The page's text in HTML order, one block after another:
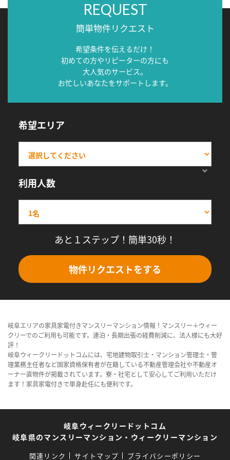
REQUEST
簡単物件リクエスト
希望条件を伝えるだけ！
初めての方やリピーターの方にも
大人気のサービス。
お忙しいあなたをサポートします。
希望エリア
利用人数
あと１ステップ！簡単30秒！
物件リクエストをする
岐阜エリアの家具家電付きマンスリーマンション情報！マンスリー＋ウィー
クリーでのご利用も可能です。連泊・長期出張の経費削減に、法人様にも大好
評！
岐阜ウィークリードットコムには、宅地建物取引士・マンション管理士・管
理業務主任者など国家資格保有者が在籍している不動産管理会社や不動産オ
ーナー直物件が掲載されています。寮・社宅として安心してご利用いただけ
ます！家具家電付きで単身赴任にも便利です。
岐阜ウィークリードットコム
岐阜県のマンスリーマンション・ウィークリーマンション
関連リンク サイトマップ プライバシーポリシー